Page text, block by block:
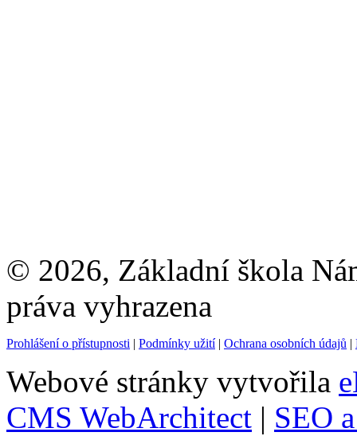
© 2026, Základní škola
práva vyhrazena
Prohlášení o přístupnosti | Podmínky užití| Ochrana osobních údajů |
Webové stránky vytvořila
CMS WebArchitect | SEO